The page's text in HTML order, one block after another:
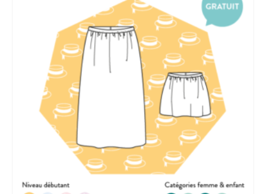
multiple
variants.
The
options
may
be
chosen
the
product
page